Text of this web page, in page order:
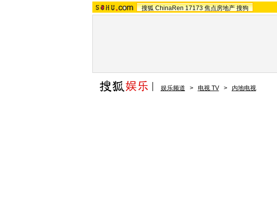
搜狐 ChinaRen 17173 焦点房地产 搜狗
娱乐频道 > 电视 TV > 内地电视